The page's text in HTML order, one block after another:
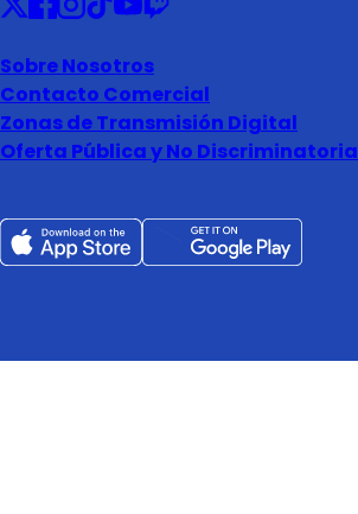
Sobre Nosotros
Contacto Comercial
Zonas de Transmisión Digital
Oferta Pública y No Discriminatoria